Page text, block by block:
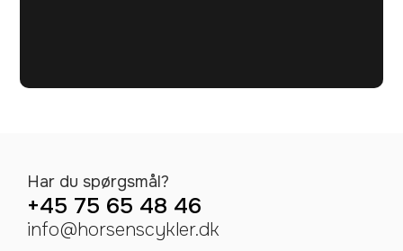
Har du spørgsmål?
+45 75 65 48 46
info@horsenscykler.dk